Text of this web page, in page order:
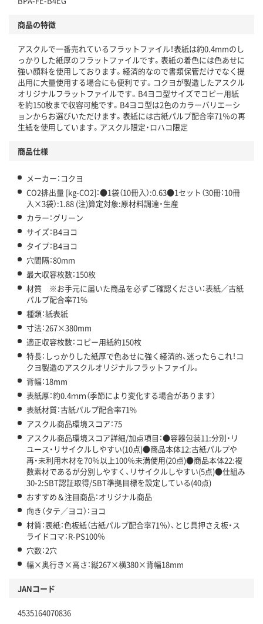
仕組
この商品の環境配慮ポイントです。下記商品詳細「
アスクル商品環境スコア詳細／加点項目
」で確認できます。
商品の特徴
アスクルで一番売れているフラットファイル！表紙は約0.4mmのし
っかりした紙厚のフラットファイルです。表紙の着色には色あせに
強い顔料を使用しております。経済的なので書類保管だけでなく提
出用に大量使用する場合にも便利です。コクヨが製造したアスクル
オリジナルフラットファイルです。B4ヨコ型サイズでコピー用紙
を約150枚まで収容可能です。B4ヨコ型は2色のカラーバリエーシ
ョンからお選びいただけます。表紙には古紙パルプ配合率71％の再
生紙を使用しています。アスクル限定・ロハコ限定
商品仕様
メーカー：コクヨ
CO2排出量 [kg-CO2]：●1袋（10冊入）:0.63●1セット（30冊：10冊
入×3袋）:1.88 (注)算定対象:原材料調達・生産
カラー：グリーン
サイズ：B4ヨコ
タイプ：B4ヨコ
穴間隔：80mm
最大収容枚数：150枚
材質 ※お手元に届いた商品を必ずご確認ください：表紙／古紙
パルプ配合率71%
種類：紙表紙
寸法：267×380mm
適正収容枚数：コピー用紙約150枚
特長：しっかりした紙厚で色あせに強く経済的、迷ったらこれ！コ
クヨ製造のアスクルオリジナルフラットファイル。
背幅：18mm
表紙厚：約0.4ｍｍ（季節により変化する場合があります）
表紙材質：古紙パルプ配合率71%
アスクル商品環境スコア：75
アスクル商品環境スコア詳細/加点項目：●容器包装11:分別・リ
ユース・リサイクルしやすい(10点)●商品本体12:古紙パルプや
再・未利用木材を70％以上100％未満使用(20点)●商品本体22:複
数素材であるが分別しやすく、リサイクルしやすい(5点)●仕組み
30-2:SBT認証取得/SBT準拠目標を設定している(40点)
おすすめ＆注目商品：オリジナル商品
向き（タテ／ヨコ）：ヨコ
材質：表紙：色板紙（古紙パルプ配合率71％）、とじ具押さえ板・ス
ライドコマ：R-PS100％
穴数：2穴
幅×奥行き×高さ：縦267×横380×背幅18mm
JANコード
4535164070836